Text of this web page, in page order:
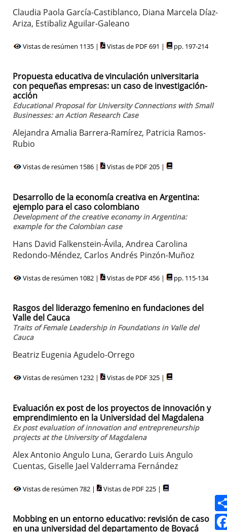
Claudia Paola García-Castiblanco, Diana Marcela Díaz-
Ariza, Estibaliz Aguilar-Galeano
Vistas de resúmen 1135 | Vistas de PDF 691 | pp. 197-214
Propuesta educativa de vinculación universitaria
con pequeñas empresas: un caso de investigación-
acción
Educational Proposal for University Connections with Small
Businesses: an Action Research Case
Alejandra Amalia Barrera-Ramírez, Patricia Ramos-
Rubio
Vistas de resúmen 1586 | Vistas de PDF 205 |
Desarrollo de la economía creativa en Argentina:
ejemplo para el caso colombiano
Development of the creative economy in Argentina:
example for the Colombian case
Hans David Falkenstein-Ávila, Andrea Carolina
Redondo-Méndez, Carlos Andrés Pinzón-Muñoz
Vistas de resúmen 1082 | Vistas de PDF 456 | pp. 115-134
Rasgos del liderazgo femenino en fundaciones del
Valle del Cauca
Traits of Female Leadership in Foundations in Valle del
Cauca
Beatriz Eugenia Agudelo-Orrego
Vistas de resúmen 1232 | Vistas de PDF 325 |
Evaluación ex post de los proyectos de innovación y
emprendimiento en la Universidad del Magdalena
Ex post evaluation of innovation and entrepreneurship
projects at the University of Magdalena
Alex Antonio Angulo Luna, Gerardo Luis Angulo
Cuentas, Giselle Jael Valderrama Fernández
Vistas de resúmen 782 | Vistas de PDF 225 |
Mobbing en un entorno educativo: revisión de caso
en una universidad del departamento de Boyacá